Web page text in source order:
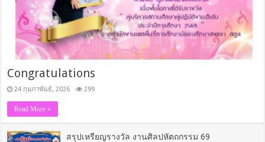
Congratulations
24 กุมภาพันธ์, 2026 299
Read More »
สรุปเหรียญรางวัล งานศิลปหัตถกรรม 69